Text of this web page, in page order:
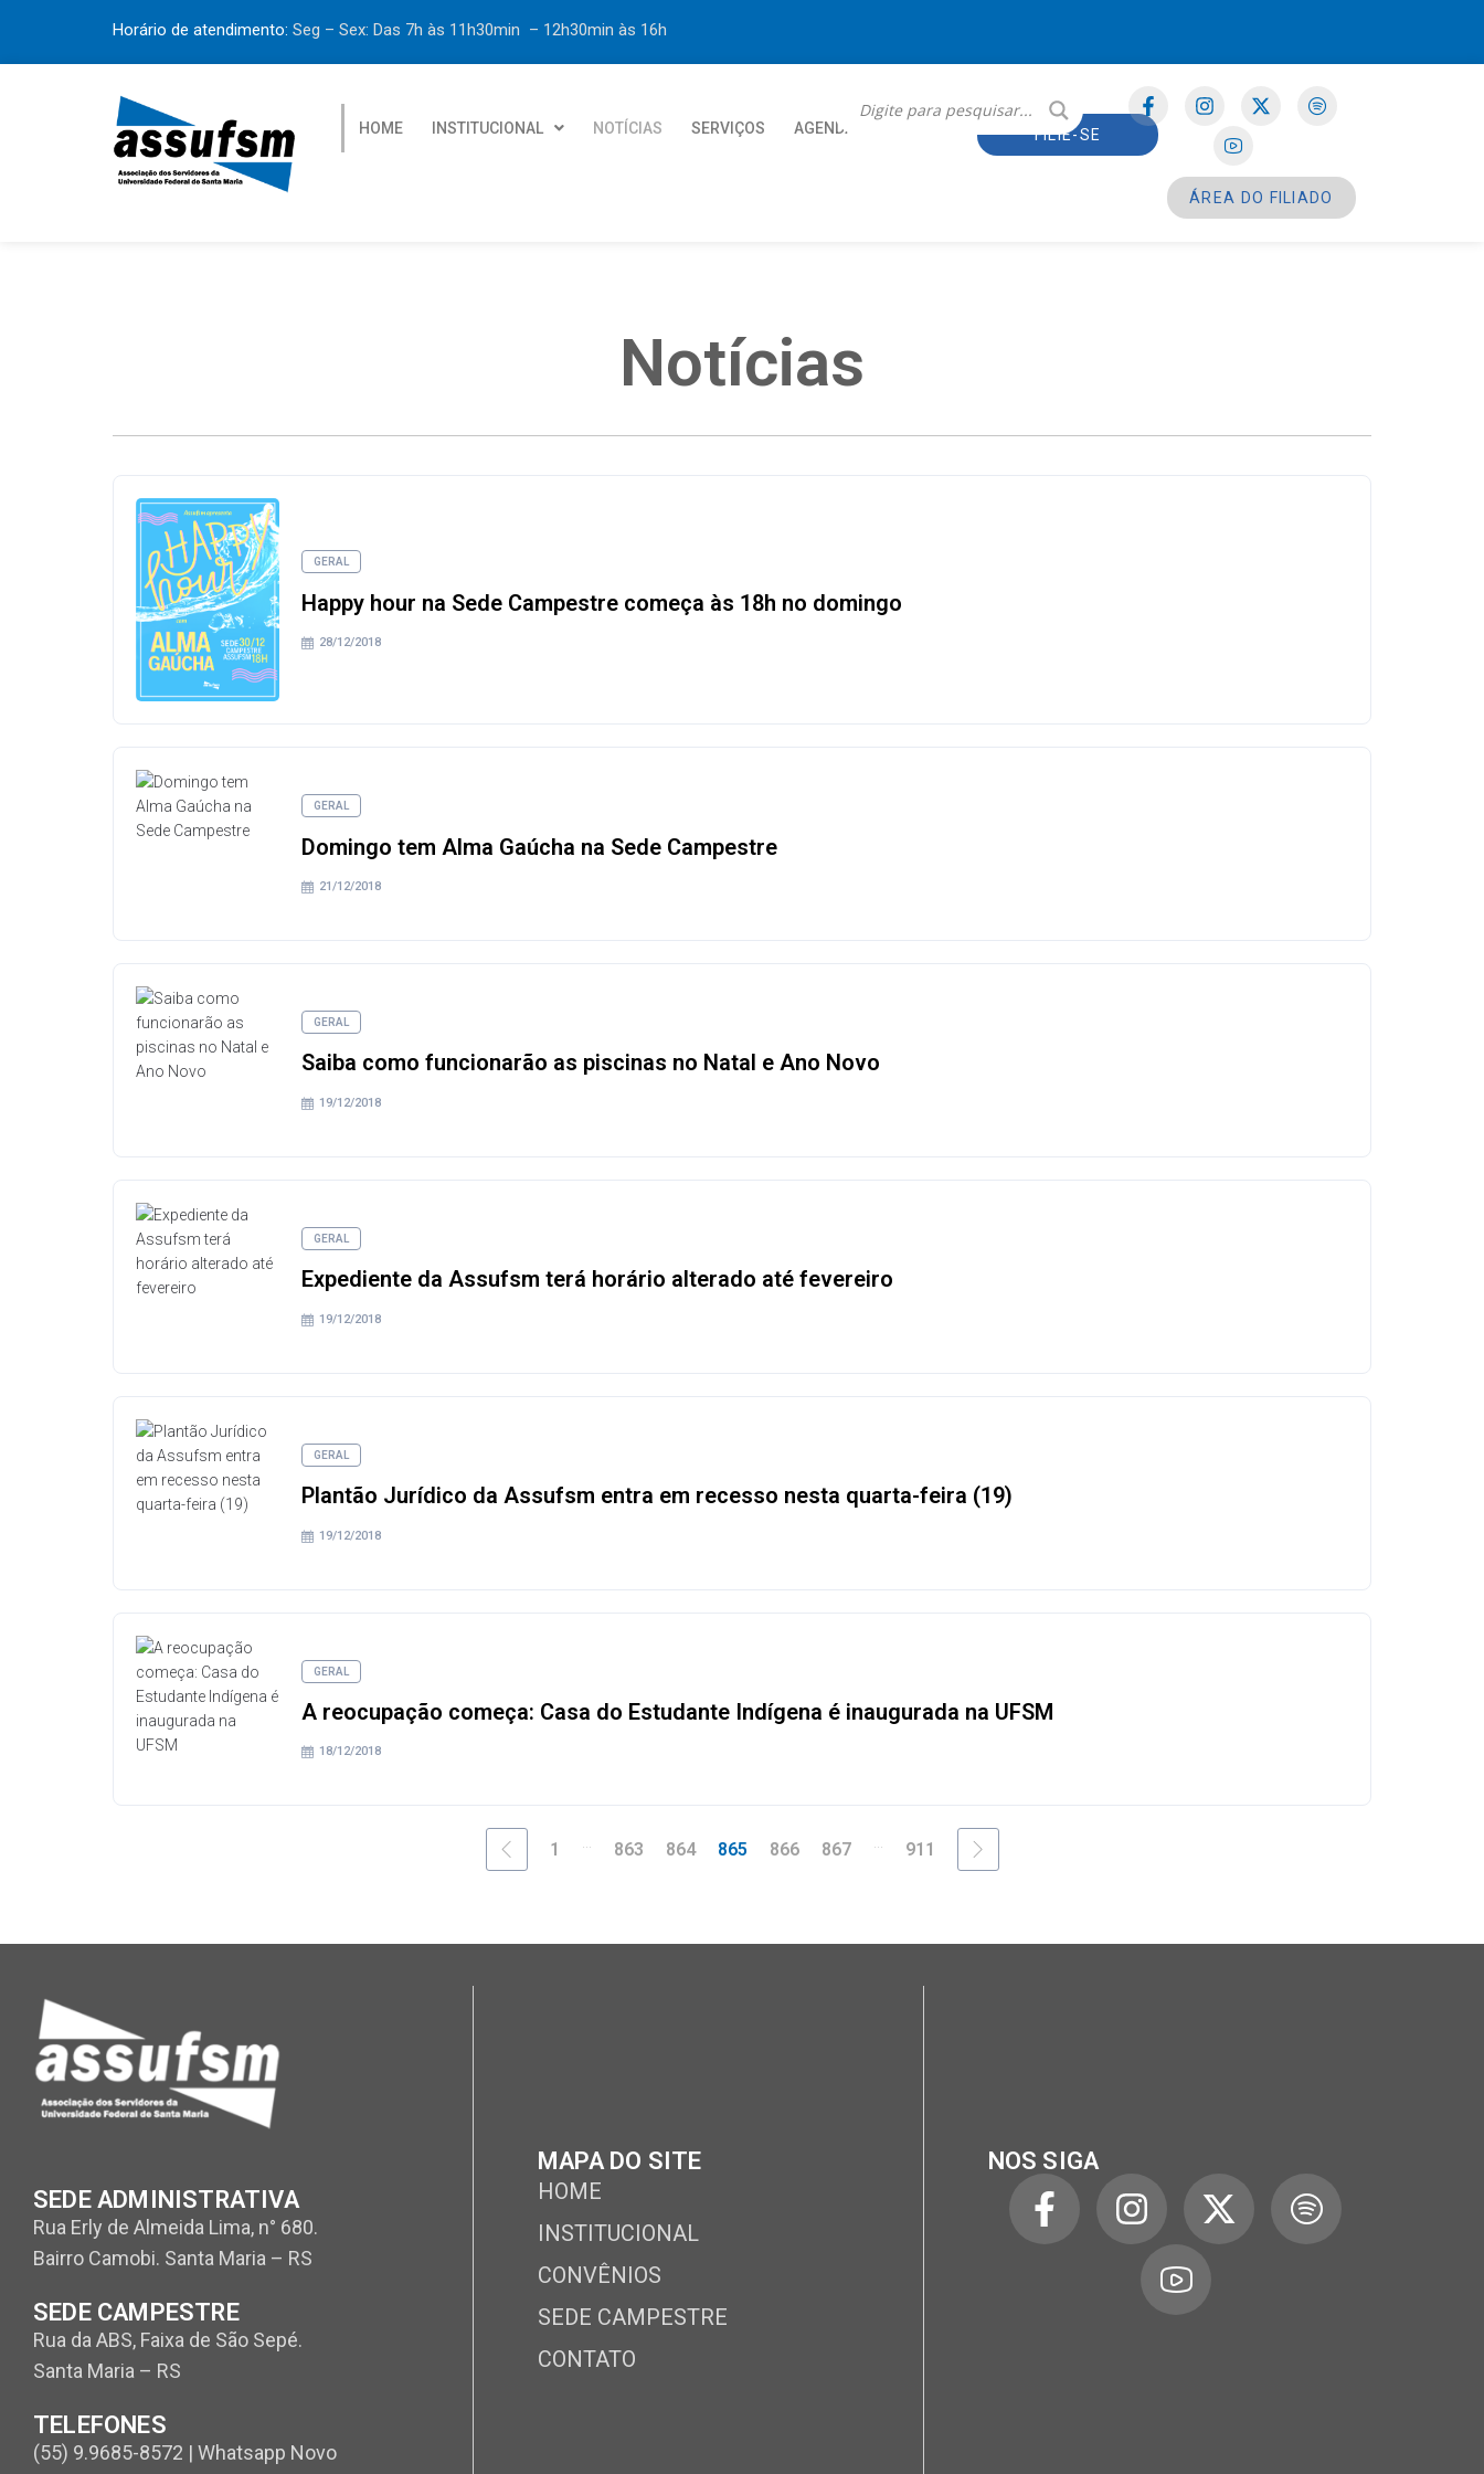
Horário de atendimento: Seg – Sex: Das 7h às 11h30min – 12h30min às 16h
HOME INSTITUCIONAL NOTÍCIAS SERVIÇOS AGENDA FILIE-SE
ÁREA DO FILIADO
Notícias
GERAL
Happy hour na Sede Campestre começa às 18h no domingo
28/12/2018
GERAL
Domingo tem Alma Gaúcha na Sede Campestre
21/12/2018
GERAL
Saiba como funcionarão as piscinas no Natal e Ano Novo
19/12/2018
GERAL
Expediente da Assufsm terá horário alterado até fevereiro
19/12/2018
GERAL
Plantão Jurídico da Assufsm entra em recesso nesta quarta-feira (19)
19/12/2018
GERAL
A reocupação começa: Casa do Estudante Indígena é inaugurada na UFSM
18/12/2018
1 ... 863 864 865 866 867 ... 911
SEDE ADMINISTRATIVA
Rua Erly de Almeida Lima, n° 680.
Bairro Camobi. Santa Maria – RS
SEDE CAMPESTRE
Rua da ABS, Faixa de São Sepé.
Santa Maria – RS
TELEFONES
(55) 9.9685-8572 | Whatsapp Novo
MAPA DO SITE
HOME
INSTITUCIONAL
CONVÊNIOS
SEDE CAMPESTRE
CONTATO
NOS SIGA